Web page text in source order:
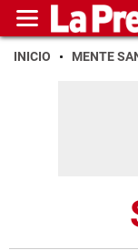
INICIO MENTE